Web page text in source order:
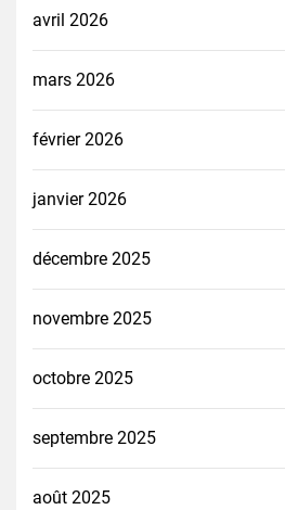
avril 2026
mars 2026
février 2026
janvier 2026
décembre 2025
novembre 2025
octobre 2025
septembre 2025
août 2025